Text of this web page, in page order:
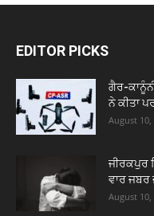
EDITOR PICKS
ਗੈਰ-
ਨੇ ਕੀਤਾ
August 10,
ਜੀਰਕਪੁਰ
ਵਾਰ ਜਬਰ
August 10,